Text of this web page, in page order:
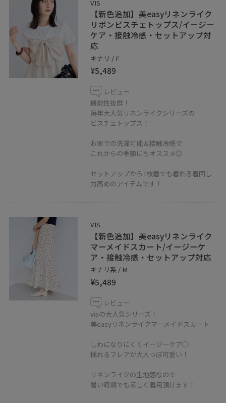
インスタもやってます ☺︎︎︎︎
_na_a_03
是非こちらのフォローもお願いいたします ！
┈┈┈┈┈┈┈┈┈┈┈┈
VIS
【新色追加】美easyリネンライク
リボンビスチェトップス/イージー
ケア・接触冷感・セットアップ対
応
キナリ / F
¥5,489
レビュー
機能性抜群！
毎年大人気リネンライクシリーズの
ビスチェトップス！
お家での洗濯可能＆接触冷感で
これからの季節にもオススメ◎
セットアップから1枚着でも着れる着回し
力高めのアイテムです！
VIS
【新色追加】美easyリネンライク
マーメイドスカート/イージーケ
ア・接触冷感・セットアップ対応
キナリ系 / M
¥5,489
レビュー
visの大人気シリーズ！
美easyリネンライクマーメイドスカート
しわになりにくくイージーケア○
揺れるフレアが大人っぽ可愛い！
リネンライクの生地感なので
暑い時期でも涼しく着用頂けます！